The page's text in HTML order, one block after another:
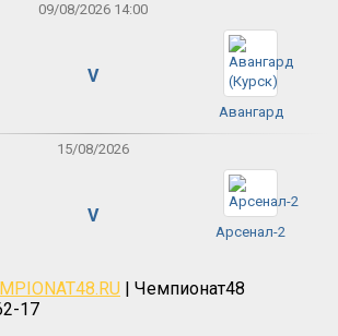
09/08/2026 14:00
V
Авангард
15/08/2026
V
Арсенал-2
| Чемпионат48
17